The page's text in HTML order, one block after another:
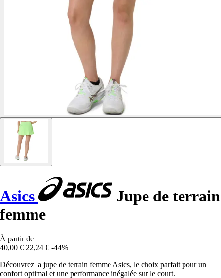
Asics
Jupe de terrain
femme
À partir de
40,00 € 22,24 € -44%
Découvrez la jupe de terrain femme Asics, le choix parfait pour un
confort optimal et une performance inégalée sur le court.